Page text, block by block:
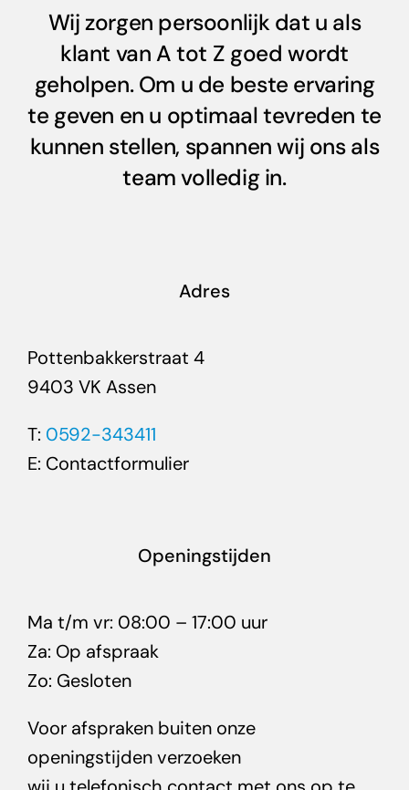
Wij zorgen persoonlijk dat u als
klant van A tot Z goed wordt
geholpen. Om u de beste ervaring
te geven en u optimaal tevreden te
kunnen stellen, spannen wij ons als
team volledig in.
Adres
Pottenbakkerstraat 4
9403 VK Assen
T: 0592-343411
E: Contactformulier
Openingstijden
Ma t/m vr: 08:00 – 17:00 uur
Za: Op afspraak
Zo: Gesloten
Voor afspraken buiten onze
openingstijden verzoeken